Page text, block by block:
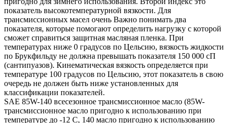
показатель высокотемпературной вязкости. Для
трансмиссионных масел очень Важно понимать два
показателя, которые помогают определить нагрузку с которой
сможет справиться защитная масляная пленка. При
температурах ниже 0 градусов по Цельсию, вязкость жидкости
по Брукфильду не должна превышать показателя 150 000 сП
(сантипуазов). Кинематическая вязкость определяется при
температуре 100 градусов по Цельсию, этот показатель в свою
очередь не должен быть ниже установленных для
классификации показателей.
SAE 85W-140 всесезонное трансмиссионное масло (85W-
трансмиссионное масло пригодно к использованию при
температуре до -12 С, 140 масло пригодно к использованию